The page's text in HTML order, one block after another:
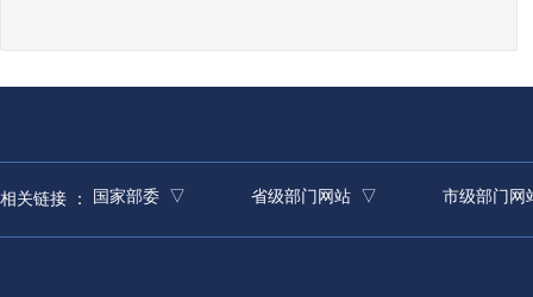
相关链接 ： 国家部委 ▽ 省级部门网站 ▽ 市级部门